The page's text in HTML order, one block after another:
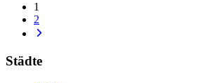
1
2
Städte